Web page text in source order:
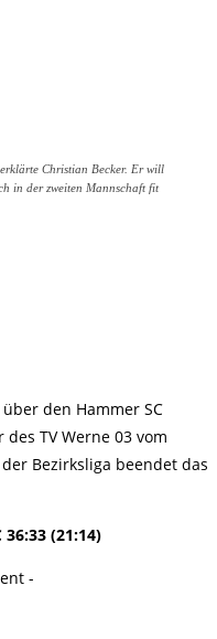
Christian Becker. Er will
in der zweiten Mannschaft fit
den Hammer SC
TV Werne 03 vom
Bezirksliga beendet das
(21:14)
-